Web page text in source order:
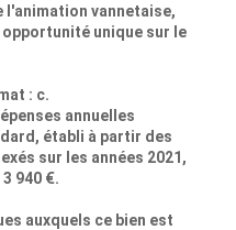
l'animation vannetaise,
unique sur le
: c.
annuelles
établi à partir des
sur les années 2021,
940 €.
auxquels ce bien est